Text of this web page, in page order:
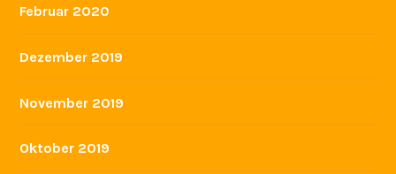
Juli 2021
Juni 2021
Januar 2021
Dezember 2020